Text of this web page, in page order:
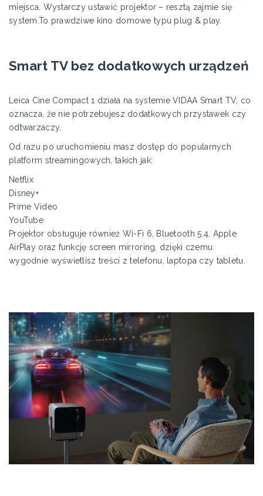
miejsca. Wystarczy ustawić projektor – resztą zajmie się
system.To prawdziwe kino domowe typu plug & play.
Smart TV bez dodatkowych urządzeń
Leica Cine Compact 1 działa na systemie VIDAA Smart TV, co
oznacza, że nie potrzebujesz dodatkowych przystawek czy
odtwarzaczy.
Od razu po uruchomieniu masz dostęp do popularnych
platform streamingowych, takich jak:
Netflix
Disney+
Prime Video
YouTube
Projektor obsługuje również Wi-Fi 6, Bluetooth 5.4, Apple
AirPlay oraz funkcję screen mirroring, dzięki czemu
wygodnie wyświetlisz treści z telefonu, laptopa czy tabletu.